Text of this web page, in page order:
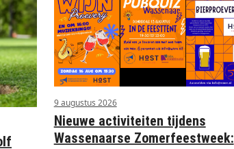
9 augustus 2026
Nieuwe activiteiten tijdens
Wassenaarse Zomerfeestweek: